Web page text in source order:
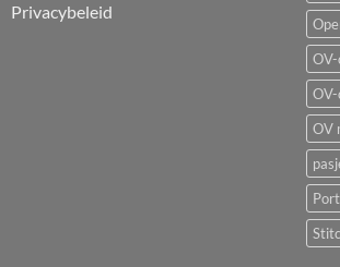
Privacybeleid
OV